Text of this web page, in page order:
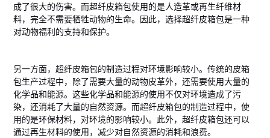
成了很大的伤害。而超纤皮箱包使用的是人造革或再生纤维材
料，完全不需要牺牲动物的生命。因此，选择超纤皮箱包是一种
对动物福利的支持和保护。
另一方面，超纤皮箱包的制造过程对环境影响较小。传统的皮箱
包生产过程中，除了需要大量的动物皮革外，还需要使用大量的
化学品和能源。这些化学品和能源的使用不仅对环境造成了污
染，还消耗了大量的自然资源。而超纤皮箱包的制造过程中，使
用的是环保材料，对环境的影响较小。此外，超纤皮箱包还可以
通过再生材料的使用，减少对自然资源的消耗和浪费。